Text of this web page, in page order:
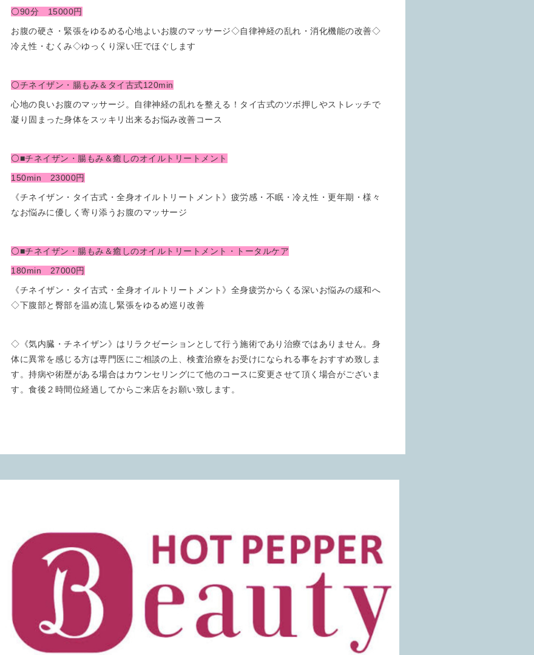
⚪90分 15000円
お腹の硬さ・緊張をゆるめる心地よいお腹のマッサージ◇自律神経の乱れ・消化機能の改善◇
冷え性・むくみ◇ゆっくり深い圧でほぐします
⚪チネイザン・腸もみ＆タイ古式120min
心地の良いお腹のマッサージ。自律神経の乱れを整える！タイ古式のツボ押しやストレッチで
凝り固まった身体をスッキリ出来るお悩み改善コース
⚪■チネイザン・腸もみ＆癒しのオイルトリートメント
150min 23000円
《チネイザン・タイ古式・全身オイルトリートメント》疲労感・不眠・冷え性・更年期・様々
なお悩みに優しく寄り添うお腹のマッサージ
⚪■チネイザン・腸もみ＆癒しのオイルトリートメント・トータルケア
180min 27000円
《チネイザン・タイ古式・全身オイルトリートメント》全身疲労からくる深いお悩みの緩和へ
◇下腹部と臀部を温め流し緊張をゆるめ巡り改善
◇ 《気内臓・チネイザン》はリラクゼーションとして行う施術であり治療ではありません。身
体に異常を感じる方は専門医にご相談の上、検査治療をお受けになられる事をおすすめ致しま
す。持病や術歴がある場合はカウンセリングにて他のコースに変更させて頂く場合がございま
す。食後２時間位経過してからご来店をお願い致します。